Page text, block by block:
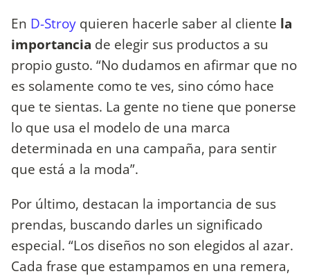
En D-Stroy quieren hacerle saber al cliente la
importancia de elegir sus productos a su
propio gusto. “No dudamos en afirmar que no
es solamente como te ves, sino cómo hace
que te sientas. La gente no tiene que ponerse
lo que usa el modelo de una marca
determinada en una campaña, para sentir
que está a la moda”.
Por último, destacan la importancia de sus
prendas, buscando darles un significado
especial. “Los diseños no son elegidos al azar.
Cada frase que estampamos en una remera,